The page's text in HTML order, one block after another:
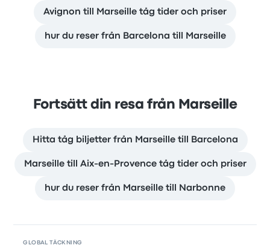
Avignon till Marseille tåg tider och priser
hur du reser från Barcelona till Marseille
Fortsätt din resa från Marseille
Hitta tåg biljetter från Marseille till Barcelona
Marseille till Aix-en-Provence tåg tider och priser
hur du reser från Marseille till Narbonne
GLOBAL TÄCKNING